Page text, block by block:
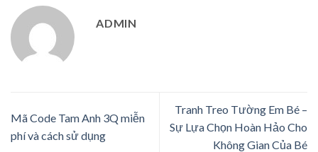
ADMIN
Mã Code Tam Anh 3Q miễn
phí và cách sử dụng
Tranh Treo Tường Em Bé –
Sự Lựa Chọn Hoàn Hảo Cho
Không Gian Của Bé